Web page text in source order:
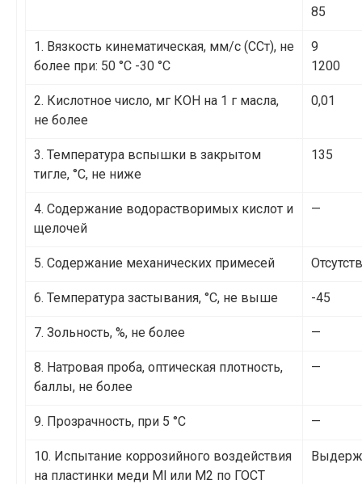
85
1. Вязкость кинематическая, мм/с (ССт), не
более при: 50 °С -30 °С
9
1200
2. Кислотное число, мг КОН на 1 г масла,
не более
0,01
3. Температура вспышки в закрытом
тигле, °С, не ниже
135
4. Содержание водорастворимых кислот и
щелочей
—
5. Содержание механических примесей
6. Температура застывания, °С, не выше -45
7. Зольность, %, не более —
8. Натровая проба, оптическая плотность,
баллы, не более
—
9. Прозрачность, при 5 °С —
10. Испытание коррозийного воздействия
на пластинки меди Ml или М2 по ГОСТ